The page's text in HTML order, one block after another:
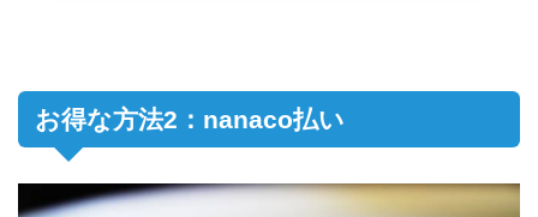
お得な方法2：nanaco払い